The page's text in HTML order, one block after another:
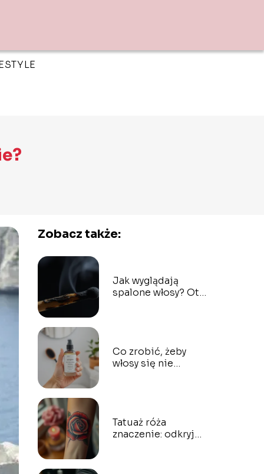
Zobacz także:
Jak wyglądają
spalone włosy? Oto
Co zrobić, żeby
włosy się nie
Tatuaż róża
znaczenie: odkryj